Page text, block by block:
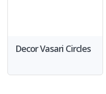
Decor Vasari Circles